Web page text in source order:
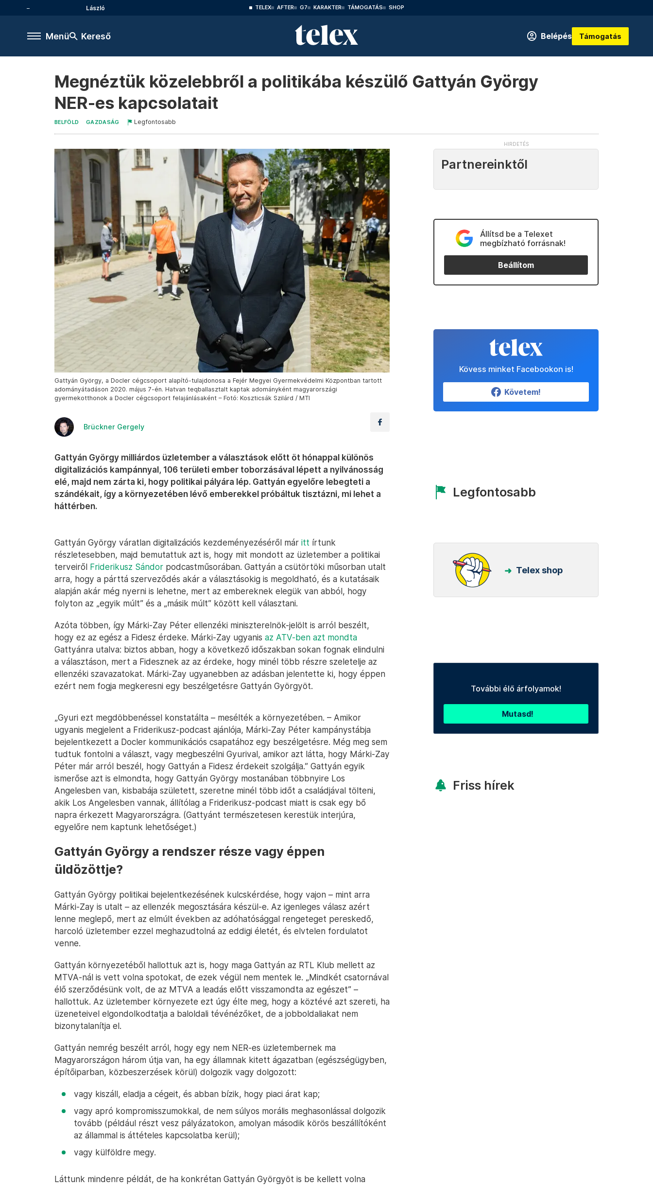
László TELEX AFTER G7 KARAKTER TÁMOGATÁS SHOP
Menü Kereső Belépés Támogatás
Megnéztük közelebbről a politikába készülő Gattyán György
NER-es kapcsolatait
BELFÖLD GAZDASÁG Legfontosabb
Gattyán György, a Docler cégcsoport alapító-tulajdonosa a Fejér Megyei Gyermekvédelmi Központban tartott
adományátadáson 2020. május 7-én. Hatvan teqballasztalt kaptak adományként magyarországi
gyermekotthonok a Docler cégcsoport felajánlásaként – Fotó: Koszticsák Szilárd / MTI
Brückner Gergely
Gattyán György milliárdos üzletember a választások előtt öt hónappal különös
digitalizációs kampánnyal, 106 területi ember toborzásával lépett a nyilvánosság
elé, majd nem zárta ki, hogy politikai pályára lép. Gattyán egyelőre lebegteti a
szándékait, így a környezetében lévő emberekkel próbáltuk tisztázni, mi lehet a
háttérben.
Gattyán György váratlan digitalizációs kezdeményezéséről már itt írtunk
részletesebben, majd bemutattuk azt is, hogy mit mondott az üzletember a politikai
terveiről Friderikusz Sándor podcastműsorában. Gattyán a csütörtöki műsorban utalt
arra, hogy a párttá szerveződés akár a választásokig is megoldható, és a kutatásaik
alapján akár még nyerni is lehetne, mert az embereknek elegük van abból, hogy
folyton az „egyik múlt” és a „másik múlt” között kell választani.
Azóta többen, így Márki-Zay Péter ellenzéki miniszterelnök-jelölt is arról beszélt,
hogy ez az egész a Fidesz érdeke. Márki-Zay ugyanis az ATV-ben azt mondta
Gattyánra utalva: biztos abban, hogy a következő időszakban sokan fognak elindulni
a választáson, mert a Fidesznek az az érdeke, hogy minél több részre szeletelje az
ellenzéki szavazatokat. Márki-Zay ugyanebben az adásban jelentette ki, hogy éppen
ezért nem fogja megkeresni egy beszélgetésre Gattyán Györgyöt.
„Gyuri ezt megdöbbenéssel konstatálta – mesélték a környezetében. – Amikor
ugyanis megjelent a Friderikusz-podcast ajánlója, Márki-Zay Péter kampánystábja
bejelentkezett a Docler kommunikációs csapatához egy beszélgetésre. Még meg sem
tudtuk fontolni a választ, vagy megbeszélni Gyurival, amikor azt látta, hogy Márki-Zay
Péter már arról beszél, hogy Gattyán a Fidesz érdekeit szolgálja.” Gattyán egyik
ismerőse azt is elmondta, hogy Gattyán György mostanában többnyire Los
Angelesben van, kisbabája született, szeretne minél több időt a családjával tölteni,
akik Los Angelesben vannak, állítólag a Friderikusz-podcast miatt is csak egy bő
napra érkezett Magyarországra. (Gattyánt természetesen kerestük interjúra,
egyelőre nem kaptunk lehetőséget.)
Gattyán György a rendszer része vagy éppen
üldözöttje?
Gattyán György politikai bejelentkezésének kulcskérdése, hogy vajon – mint arra
Márki-Zay is utalt – az ellenzék megosztására készül-e. Az igenleges válasz azért
lenne meglepő, mert az elmúlt években az adóhatósággal rengeteget pereskedő,
harcoló üzletember ezzel meghazudtolná az eddigi életét, és elvtelen fordulatot
venne.
Gattyán környezetéből hallottuk azt is, hogy maga Gattyán az RTL Klub mellett az
MTVA-nál is vett volna spotokat, de ezek végül nem mentek le. „Mindkét csatornával
élő szerződésünk volt, de az MTVA a leadás előtt visszamondta az egészet” –
hallottuk. Az üzletember környezete ezt úgy élte meg, hogy a köztévé azt szereti, ha
üzeneteivel elgondolkodtatja a baloldali tévénézőket, de a jobboldaliakat nem
bizonytalanítja el.
Gattyán nemrég beszélt arról, hogy egy nem NER-es üzletembernek ma
Magyarországon három útja van, ha egy államnak kitett ágazatban (egészségügyben,
építőiparban, közbeszerzések körül) dolgozik vagy dolgozott:
vagy kiszáll, eladja a cégeit, és abban bízik, hogy piaci árat kap;
vagy apró kompromisszumokkal, de nem súlyos morális meghasonlással dolgozik
tovább (például részt vesz pályázatokon, amolyan második körös beszállítóként
az állammal is áttételes kapcsolatba kerül);
vagy külföldre megy.
Láttunk mindenre példát, de ha konkrétan Gattyán Györgyöt is be kellett volna
Partnereinktől
Állítsd be a Telexet
megbízható forrásnak!
Beállítom
Kövess minket Facebookon is!
Követem!
Legfontosabb
Telex shop
További élő árfolyamok!
Mutasd!
Friss hírek